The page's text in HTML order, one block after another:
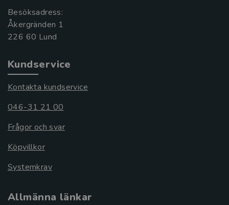
Besöksadress:
Åkergränden 1
Kundservice
Kontakta kundservice
046-31 21 00
Frågor och svar
Köpvillkor
Systemkrav
Allmänna länkar